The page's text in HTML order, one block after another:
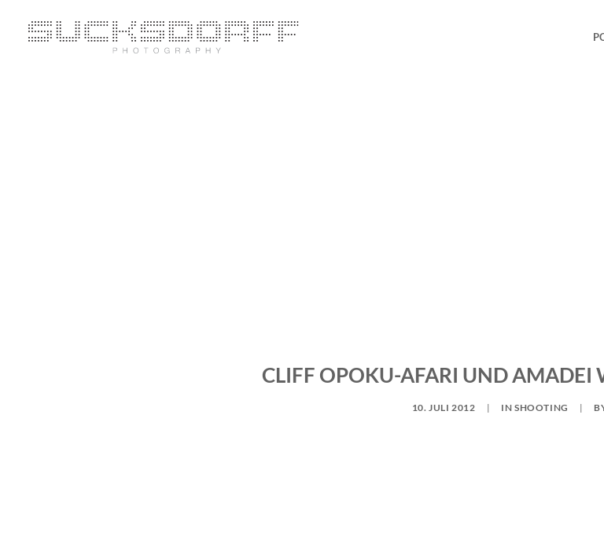
CLIFF OPOKU-AFARI UND AMADEI
10. JULI 2012 | IN SHOOTING |